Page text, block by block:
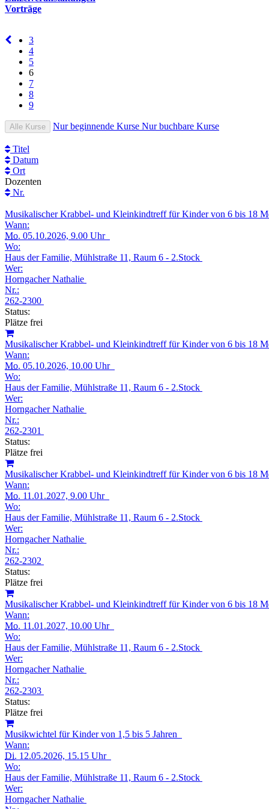
Vorträge
3
4
5
6
7
8
9
Alle Kurse Nur beginnende Kurse Nur buchbare Kurse
Titel
Datum
Ort
Dozenten
Nr.
Musikalischer Krabbel- und Kleinkindtreff für Kinder von 6 bis 18
Wann:
Mo. 05.10.2026, 9.00 Uhr
Wo:
Haus der Familie, Mühlstraße 11, Raum 6 - 2.Stock
Wer:
Horngacher Nathalie
Nr.:
262-2300
Status:
Plätze frei
Musikalischer Krabbel- und Kleinkindtreff für Kinder von 6 bis 18
Wann:
Mo. 05.10.2026, 10.00 Uhr
Wo:
Haus der Familie, Mühlstraße 11, Raum 6 - 2.Stock
Wer:
Horngacher Nathalie
Nr.:
262-2301
Status:
Plätze frei
Musikalischer Krabbel- und Kleinkindtreff für Kinder von 6 bis 18
Wann:
Mo. 11.01.2027, 9.00 Uhr
Wo:
Haus der Familie, Mühlstraße 11, Raum 6 - 2.Stock
Wer:
Horngacher Nathalie
Nr.:
262-2302
Status:
Plätze frei
Musikalischer Krabbel- und Kleinkindtreff für Kinder von 6 bis 18
Wann:
Mo. 11.01.2027, 10.00 Uhr
Wo:
Haus der Familie, Mühlstraße 11, Raum 6 - 2.Stock
Wer:
Horngacher Nathalie
Nr.:
262-2303
Status:
Plätze frei
Musikwichtel für Kinder von 1,5 bis 5 Jahren
Wann:
Di. 12.05.2026, 15.15 Uhr
Wo:
Haus der Familie, Mühlstraße 11, Raum 6 - 2.Stock
Wer:
Horngacher Nathalie